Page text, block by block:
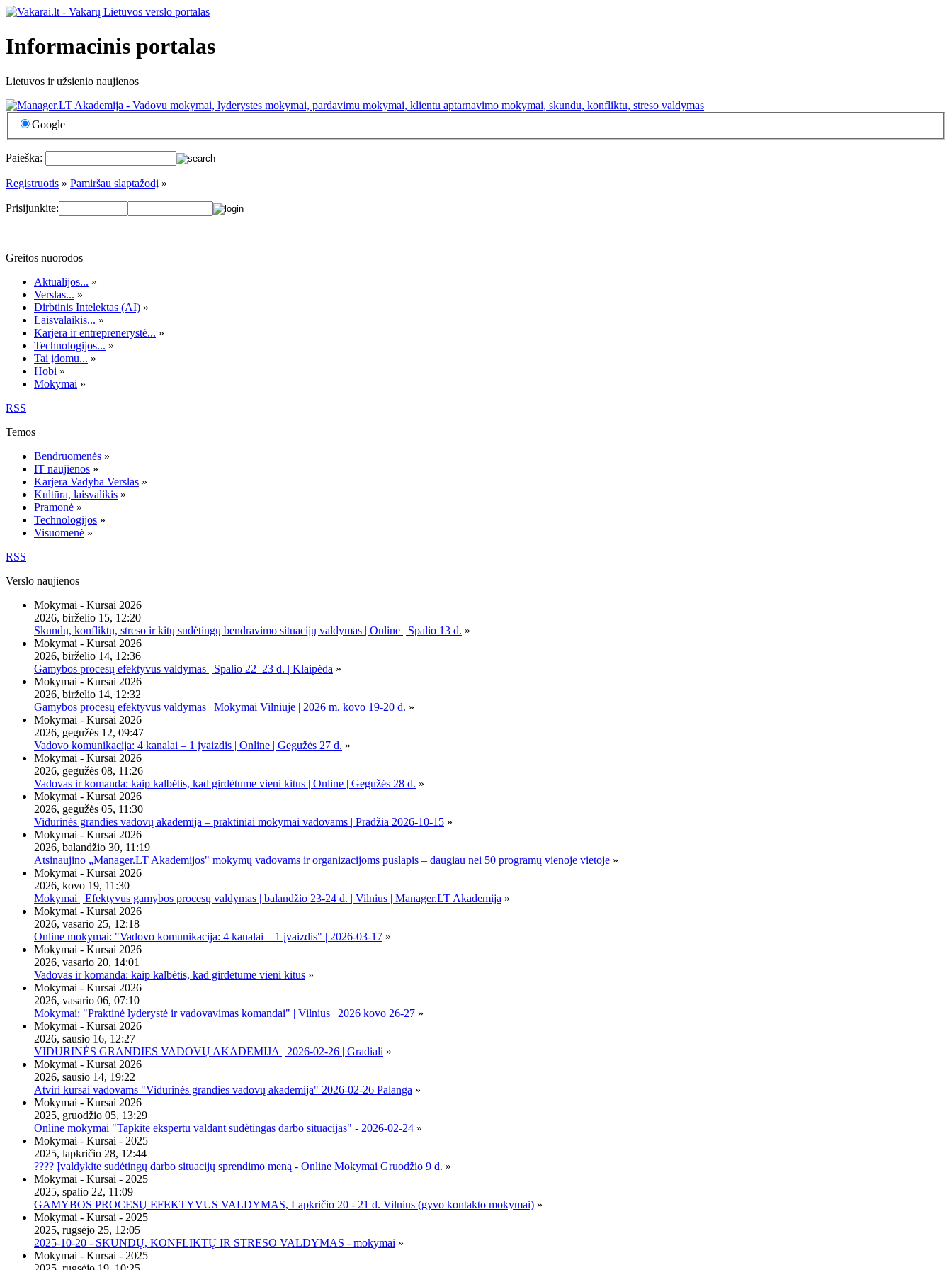
Informacinis portalas
Lietuvos ir užsienio naujienos
Google
Paieška:
Registruotis » Pamiršau slaptažodį »
Prisijunkite:
Greitos nuorodos
Aktualijos... »
Verslas... »
Dirbtinis Intelektas (AI) »
Laisvalaikis... »
Karjera ir entreprenerystė... »
Technologijos... »
Tai įdomu... »
Hobi »
Mokymai »
RSS
Temos
Bendruomenės »
IT naujienos »
Karjera Vadyba Verslas »
Kultūra, laisvalikis »
Pramonė »
Technologijos »
Visuomenė »
RSS
Verslo naujienos
Mokymai - Kursai 2026
2026, birželio 15, 12:20
Skundų, konfliktų, streso ir kitų sudėtingų bendravimo situacijų valdymas | Online | Spalio 13 d. »
Mokymai - Kursai 2026
2026, birželio 14, 12:36
Gamybos procesų efektyvus valdymas | Spalio 22–23 d. | Klaipėda »
Mokymai - Kursai 2026
2026, birželio 14, 12:32
Gamybos procesų efektyvus valdymas | Mokymai Vilniuje | 2026 m. kovo 19-20 d. »
Mokymai - Kursai 2026
2026, gegužės 12, 09:47
Vadovo komunikacija: 4 kanalai – 1 įvaizdis | Online | Gegužės 27 d. »
Mokymai - Kursai 2026
2026, gegužės 08, 11:26
Vadovas ir komanda: kaip kalbėtis, kad girdėtume vieni kitus | Online | Gegužės 28 d. »
Mokymai - Kursai 2026
2026, gegužės 05, 11:30
Vidurinės grandies vadovų akademija – praktiniai mokymai vadovams | Pradžia 2026-10-15 »
Mokymai - Kursai 2026
2026, balandžio 30, 11:19
Atsinaujino „Manager.LT Akademijos" mokymų vadovams ir organizacijoms puslapis – daugiau nei 50 programų vienoje vietoje »
Mokymai - Kursai 2026
2026, kovo 19, 11:30
Mokymai | Efektyvus gamybos procesų valdymas | balandžio 23-24 d. | Vilnius | Manager.LT Akademija »
Mokymai - Kursai 2026
2026, vasario 25, 12:18
Online mokymai: "Vadovo komunikacija: 4 kanalai – 1 įvaizdis" | 2026-03-17 »
Mokymai - Kursai 2026
2026, vasario 20, 14:01
Vadovas ir komanda: kaip kalbėtis, kad girdėtume vieni kitus »
Mokymai - Kursai 2026
2026, vasario 06, 07:10
Mokymai: "Praktinė lyderystė ir vadovavimas komandai" | Vilnius | 2026 kovo 26-27 »
Mokymai - Kursai 2026
2026, sausio 16, 12:27
VIDURINĖS GRANDIES VADOVŲ AKADEMIJA | 2026-02-26 | Gradiali »
Mokymai - Kursai 2026
2026, sausio 14, 19:22
Atviri kursai vadovams "Vidurinės grandies vadovų akademija" 2026-02-26 Palanga »
Mokymai - Kursai 2026
2025, gruodžio 05, 13:29
Online mokymai "Tapkite ekspertu valdant sudėtingas darbo situacijas" - 2026-02-24 »
Mokymai - Kursai - 2025
2025, lapkričio 28, 12:44
???? Įvaldykite sudėtingų darbo situacijų sprendimo meną - Online Mokymai Gruodžio 9 d. »
Mokymai - Kursai - 2025
2025, spalio 22, 11:09
GAMYBOS PROCESŲ EFEKTYVUS VALDYMAS, Lapkričio 20 - 21 d. Vilnius (gyvo kontakto mokymai) »
Mokymai - Kursai - 2025
2025, rugsėjo 25, 12:05
2025-10-20 - SKUNDŲ, KONFLIKTŲ IR STRESO VALDYMAS - mokymai »
Mokymai - Kursai - 2025